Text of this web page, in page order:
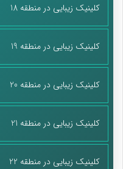
کلینیک زیبایی در منطقه 18
کلینیک زیبایی در منطقه 19
کلینیک زیبایی در منطقه 20
کلینیک زیبایی در منطقه 21
کلینیک زیبایی در منطقه 22